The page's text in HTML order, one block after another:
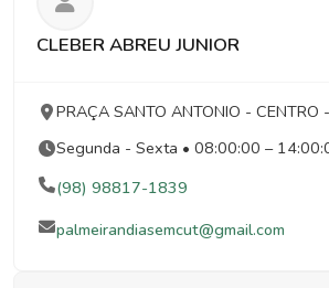
CLEBER ABREU JUNIOR
PRAÇA SANTO ANTONIO - CENTRO
Segunda - Sexta • 08:00:00 –
(98) 98817-1839
palmeirandiasemcut@gmail.com